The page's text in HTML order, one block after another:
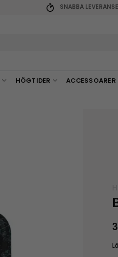
SNABBA
HÖGTIDER ACCESSOARER